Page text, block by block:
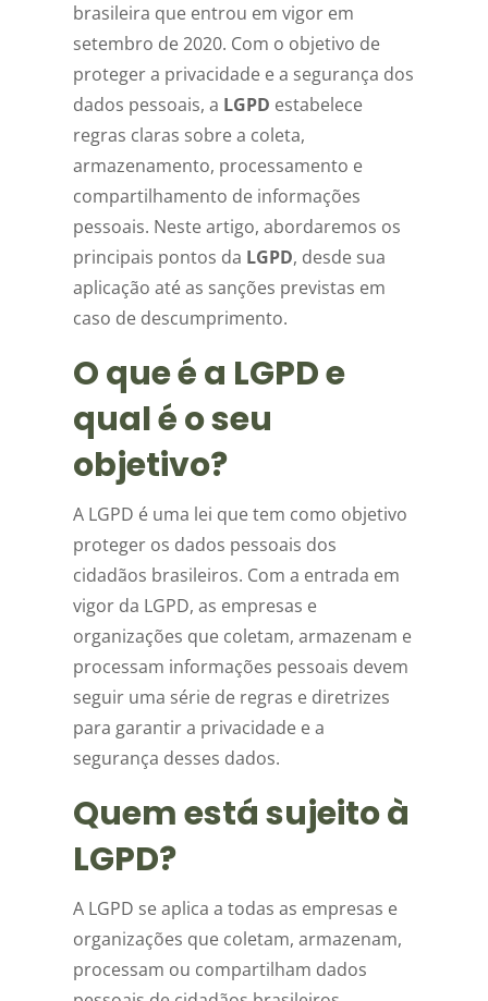
brasileira que entrou em vigor em
setembro de 2020. Com o objetivo de
proteger a privacidade e a segurança dos
dados pessoais, a LGPD estabelece
regras claras sobre a coleta,
armazenamento, processamento e
compartilhamento de informações
pessoais. Neste artigo, abordaremos os
principais pontos da LGPD, desde sua
aplicação até as sanções previstas em
caso de descumprimento.
O que é a LGPD e
qual é o seu
objetivo?
A LGPD é uma lei que tem como objetivo
proteger os dados pessoais dos
cidadãos brasileiros. Com a entrada em
vigor da LGPD, as empresas e
organizações que coletam, armazenam e
processam informações pessoais devem
seguir uma série de regras e diretrizes
para garantir a privacidade e a
segurança desses dados.
Quem está sujeito à
LGPD?
A LGPD se aplica a todas as empresas e
organizações que coletam, armazenam,
processam ou compartilham dados